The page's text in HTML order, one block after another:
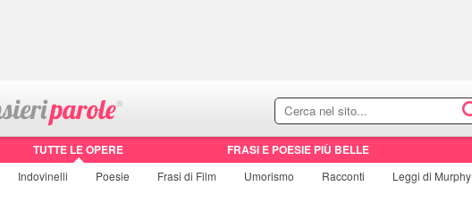
TUTTE LE OPERE FRASI E POESIE PIÙ BELLE
Indovinelli Poesie Frasi di Film Umorismo Racconti Leggi di Murphy